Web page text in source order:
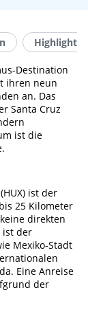
Highlights
Destination
ihren neun
an. Das
Santa Cruz
ist die
ist der
25 Kilometer
direkten
ist der
Mexiko-Stadt
Eine Anreise
der